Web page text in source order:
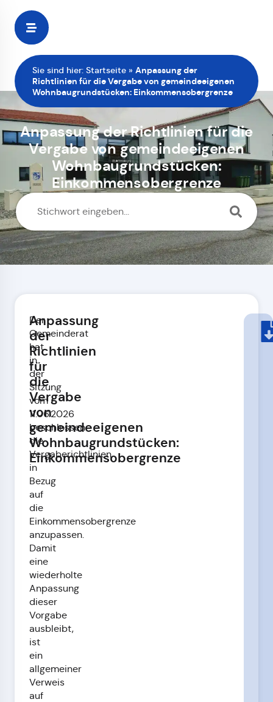
Zur
Sie sind hier: Startseite » Anpassung der
Richtlinien für die Vergabe von gemeindeeigenen
Wohnbaugrundstücken: Einkommensobergrenze
Anpassung der Richtlinien für die
Vergabe von gemeindeeigenen
Wohnbaugrundstücken:
Einkommensobergrenze
Anpassung
der
Richtlinien
für
die
Vergabe
von
gemeindeeigenen
Wohnbaugrundstücken:
Einkommensobergrenze
Der
Gemeinderat
hat
in
der
Sitzung
vom
11.06.2026
beschlossen
die
Vergaberichtlinien
in
Bezug
auf
die
Einkommensobergrenze
anzupassen.
Damit
eine
wiederholte
Anpassung
dieser
Vorgabe
ausbleibt,
ist
ein
allgemeiner
Verweis
auf